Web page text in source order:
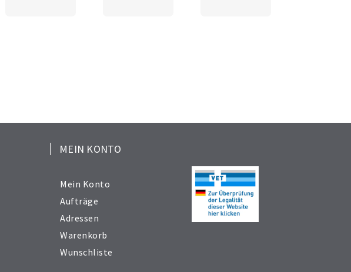
MEIN KONTO
Mein Konto
Aufträge
Adressen
Warenkorb
Wunschliste